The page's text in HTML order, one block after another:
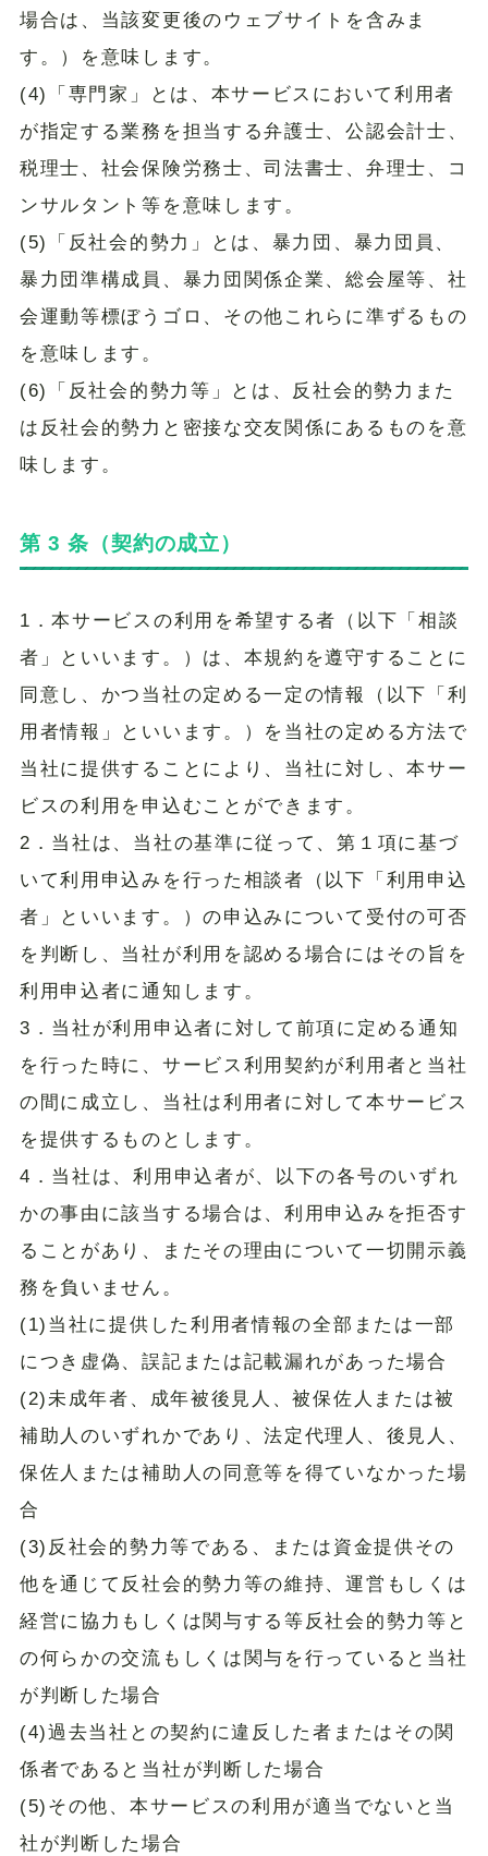
場合は、当該変更後のウェブサイトを含みま
す。）を意味します。
(4)「専門家」とは、本サービスにおいて利用者
が指定する業務を担当する弁護士、公認会計士、
税理士、社会保険労務士、司法書士、弁理士、コ
ンサルタント等を意味します。
(5)「反社会的勢力」とは、暴力団、暴力団員、
暴力団準構成員、暴力団関係企業、総会屋等、社
会運動等標ぼうゴロ、その他これらに準ずるもの
を意味します。
(6)「反社会的勢力等」とは、反社会的勢力また
は反社会的勢力と密接な交友関係にあるものを意
味します。
第 3 条（契約の成立）
1．本サービスの利用を希望する者（以下「相談
者」といいます。）は、本規約を遵守することに
同意し、かつ当社の定める一定の情報（以下「利
用者情報」といいます。）を当社の定める方法で
当社に提供することにより、当社に対し、本サー
ビスの利用を申込むことができます。
2．当社は、当社の基準に従って、第１項に基づ
いて利用申込みを行った相談者（以下「利用申込
者」といいます。）の申込みについて受付の可否
を判断し、当社が利用を認める場合にはその旨を
利用申込者に通知します。
3．当社が利用申込者に対して前項に定める通知
を行った時に、サービス利用契約が利用者と当社
の間に成立し、当社は利用者に対して本サービス
を提供するものとします。
4．当社は、利用申込者が、以下の各号のいずれ
かの事由に該当する場合は、利用申込みを拒否す
ることがあり、またその理由について一切開示義
務を負いません。
(1)当社に提供した利用者情報の全部または一部
につき虚偽、誤記または記載漏れがあった場合
(2)未成年者、成年被後見人、被保佐人または被
補助人のいずれかであり、法定代理人、後見人、
保佐人または補助人の同意等を得ていなかった場
合
(3)反社会的勢力等である、または資金提供その
他を通じて反社会的勢力等の維持、運営もしくは
経営に協力もしくは関与する等反社会的勢力等と
の何らかの交流もしくは関与を行っていると当社
が判断した場合
(4)過去当社との契約に違反した者またはその関
係者であると当社が判断した場合
(5)その他、本サービスの利用が適当でないと当
社が判断した場合